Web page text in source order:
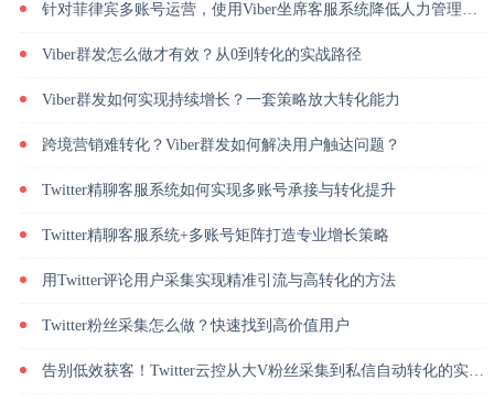
针对菲律宾多账号运营，使用Viber坐席客服系统降低人力管理成本
Viber群发怎么做才有效？从0到转化的实战路径
Viber群发如何实现持续增长？一套策略放大转化能力
跨境营销难转化？Viber群发如何解决用户触达问题？
Twitter精聊客服系统如何实现多账号承接与转化提升
Twitter精聊客服系统+多账号矩阵打造专业增长策略
用Twitter评论用户采集实现精准引流与高转化的方法
Twitter粉丝采集怎么做？快速找到高价值用户
告别低效获客！Twitter云控从大V粉丝采集到私信自动转化的实操闭环